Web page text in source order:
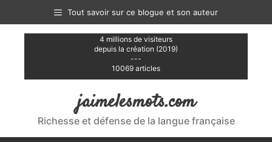
contenu
Tout savoir sur ce blogue et son auteur
4 millions de visiteurs
depuis la création (2019)
---
10069 articles
jaimelesmots.com
Richesse et défense de la langue française